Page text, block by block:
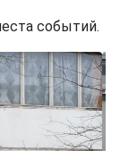
событий.